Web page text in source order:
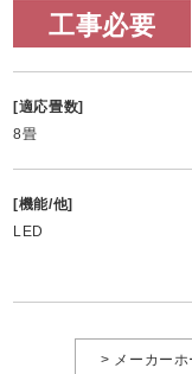
工事必要
[適応畳数]
8畳
[機能/他]
LED
> メーカーホ